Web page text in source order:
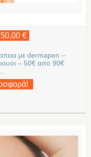
€
με dermapen –
– 50€ απο 90€